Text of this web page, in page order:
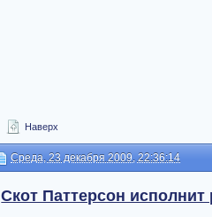
Наверх
Среда, 23 декабря 2009, 22:36:14
Скот Паттерсон